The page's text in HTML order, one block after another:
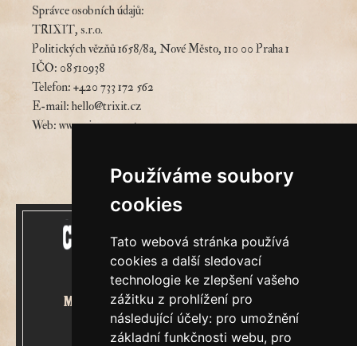
Používáme soubory
cookies
Tato webová stránka používá
cookies a další sledovací
technologie ke zlepšení vašeho
zážitku z prohlížení pro
následující účely: pro umožnění
základní funkčnosti webu, pro
Správce osobních údajů:
TRIXIT, s.r.o.
Politických vězňů 1658/8a, Nové Město, 110 00 Praha 1
IČO: 08510938
Telefon: +420 733 172 562
E-mail: hello@trixit.cz
Web: www.cimrman.at
Mecenášem Cimrmanova Zpravodaje
je společnost